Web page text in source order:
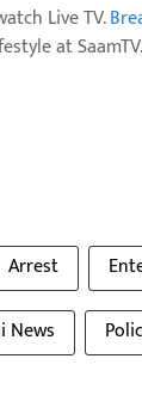
Live TV.
at
Arrest
News